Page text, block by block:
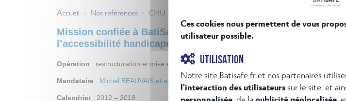
Accueil > Nos références > CHU DE GRENOBLE
Mission confiée à BatiSafe : co-traitance dans l’équipe de
l’accessibilité handicapés.
Opération : restructuration et mise en conformité de l’hôpital Albert Michallon
Mandataire : Michel BEAUVAIS et associés
Calendrier : 2012 – 2018
Ces cookies nous permettent de vous
utilisateur possible.
UTILISATION
Notre site Batisafe.fr et nos partenaires
l'interaction des utilisateurs sur le site, et
personnalisée , de la publicité géolocalisée ,